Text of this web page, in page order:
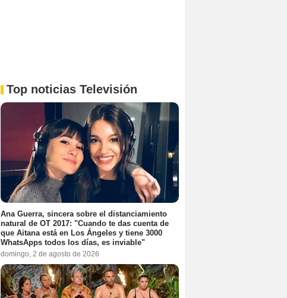
Top noticias Televisión
Ana Guerra, sincera sobre el distanciamiento
natural de OT 2017: "Cuando te das cuenta de
que Aitana está en Los Ángeles y tiene 3000
WhatsApps todos los días, es inviable"
domingo, 2 de agosto de 2026